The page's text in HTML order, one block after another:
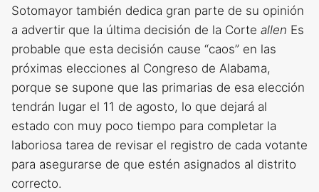
Sotomayor también dedica gran parte de su opinión
a advertir que la última decisión de la Corte allen Es
probable que esta decisión cause “caos” en las
próximas elecciones al Congreso de Alabama,
porque se supone que las primarias de esa elección
tendrán lugar el 11 de agosto, lo que dejará al
estado con muy poco tiempo para completar la
laboriosa tarea de revisar el registro de cada votante
para asegurarse de que estén asignados al distrito
correcto.